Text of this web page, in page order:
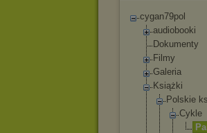
cygan79pol
audiobooki
Dokumenty
Filmy
Galeria
Książki
Polskie
Cykle